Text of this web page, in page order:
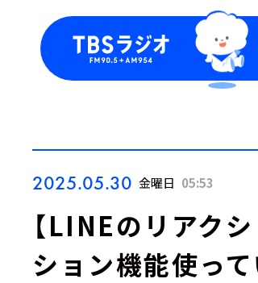
2025.05.30 金曜日 05:53
【LINEのリアク
ション機能使っ